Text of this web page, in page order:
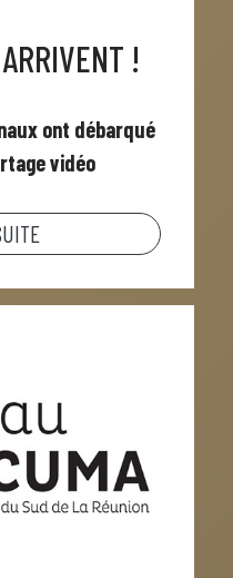
!
ont débarqué
vidéo